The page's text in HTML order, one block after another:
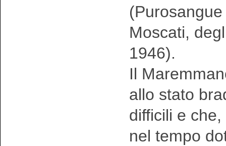
Moscati,
1946).
Il
allo stato
difficili e
nel tempo